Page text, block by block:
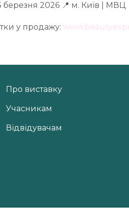
березня 2026 📍 м. Київ | МВЦ
у продажу:
Про виставку
Учасникам
Відвідувачам